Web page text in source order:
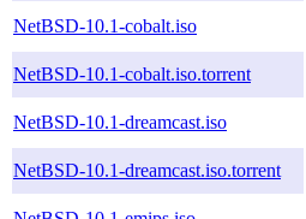
NetBSD-10.1-cobalt.iso
NetBSD-10.1-cobalt.iso.torrent
NetBSD-10.1-dreamcast.iso
NetBSD-10.1-dreamcast.iso.torrent